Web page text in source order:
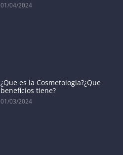
01/04/2024
¿Que es la Cosmetologia?¿Que
beneficios tiene?
01/03/2024